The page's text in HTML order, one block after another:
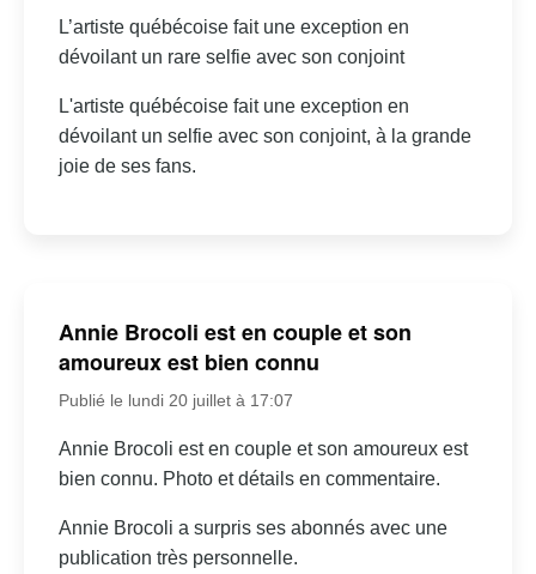
L’artiste québécoise fait une exception en
dévoilant un rare selfie avec son conjoint
L'artiste québécoise fait une exception en
dévoilant un selfie avec son conjoint, à la grande
joie de ses fans.
Annie Brocoli est en couple et son
amoureux est bien connu
Publié le lundi 20 juillet à 17:07
Annie Brocoli est en couple et son amoureux est
bien connu. Photo et détails en commentaire.
Annie Brocoli a surpris ses abonnés avec une
publication très personnelle.